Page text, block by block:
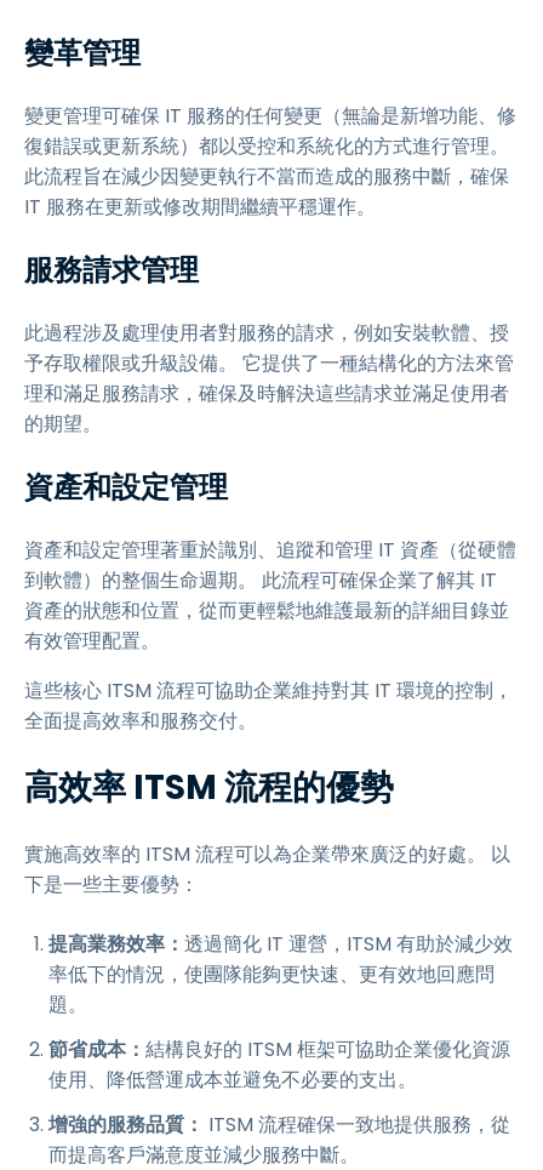
變革管理
變更管理可確保 IT 服務的任何變更（無論是新增功能、修
復錯誤或更新系統）都以受控和系統化的方式進行管理。
此流程旨在減少因變更執行不當而造成的服務中斷，確保
IT 服務在更新或修改期間繼續平穩運作。
服務請求管理
此過程涉及處理使用者對服務的請求，例如安裝軟體、授
予存取權限或升級設備。 它提供了一種結構化的方法來管
理和滿足服務請求，確保及時解決這些請求並滿足使用者
的期望。
資產和設定管理
資產和設定管理著重於識別、追蹤和管理 IT 資產（從硬體
到軟體）的整個生命週期。 此流程可確保企業了解其 IT
資產的狀態和位置，從而更輕鬆地維護最新的詳細目錄並
有效管理配置。
這些核心 ITSM 流程可協助企業維持對其 IT 環境的控制，
全面提高效率和服務交付。
高效率 ITSM 流程的優勢
實施高效率的 ITSM 流程可以為企業帶來廣泛的好處。 以
下是一些主要優勢：
提高業務效率： 透過簡化 IT 運營，ITSM 有助於減少效
率低下的情況，使團隊能夠更快速、更有效地回應問
題。
節省成本： 結構良好的 ITSM 框架可協助企業優化資源
使用、降低營運成本並避免不必要的支出。
增強的服務品質： ITSM 流程確保一致地提供服務，從
而提高客戶滿意度並減少服務中斷。